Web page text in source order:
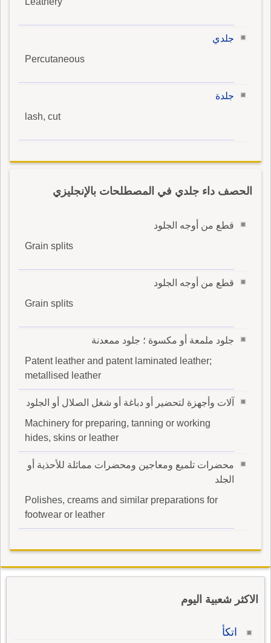
جلدي
Percutaneous
جلدة
lash, cut
الحصف داء جلدي في المصطلحات بالإنجليزي
قطع من أوجه الجلود
Grain splits
قطع من أوجه الجلود
Grain splits
جلود ملمعة أو مكسوة ؛ جلود ممعدنة
Patent leather and patent laminated leather;
metallised leather
آلات وأجهزة لتحضير أو دباغة أو شغل الصلال أو الجلود
Machinery for preparing, tanning or working
hides, skins or leather
محضرات تلميع ومعاجين ومحضرات مماثلة للأحذية أو
الجلد
Polishes, creams and similar preparations for
footwear or leather
الاكثر شعبية اليوم
اتكأ